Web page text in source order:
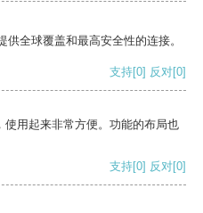
全球覆盖和最高安全性的连接。
支持[0] 反对[0]
用起来非常方便。功能的布局也
支持[0] 反对[0]